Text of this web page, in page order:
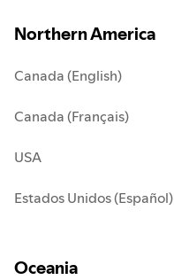
Northern America
Canada (English)
Canada (Français)
USA
Estados Unidos (Español)
Oceania